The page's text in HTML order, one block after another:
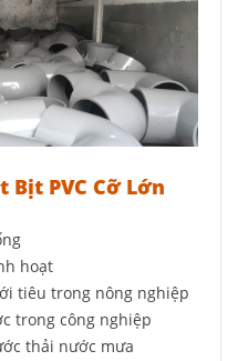
Bịt PVC Cỡ Lớn
hoạt
tiêu trong nông nghiệp
trong công nghiệp
thải nước mưa